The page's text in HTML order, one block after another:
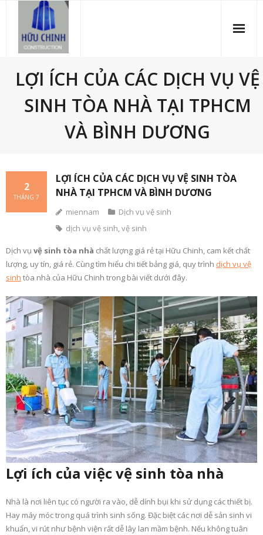
content
LỢI ÍCH CỦA CÁC DỊCH VỤ VỆ
SINH TÒA NHÀ TẠI TPHCM
VÀ BÌNH DƯƠNG
LỢI ÍCH CỦA CÁC DỊCH VỤ VỆ SINH TÒA
NHÀ TẠI TPHCM VÀ BÌNH DƯƠNG
2
THÁNG 7
miennam
Dịch vụ vệ sinh
dịch vụ vệ sinh,vệ sinh
Dịch vụ vệ sinh tòa nhà chất lượng giá rẻ tại Hữu Chinh, cam kết chất
lượng, uy tín, giá rẻ. Cùng tìm hiểu chi tiết bảng giá, quy trình dịch vụ vệ
sinh tòa nhà của Hữu Chinh trong bài viết dưới đây.
Lợi ích của việc vệ sinh tòa nhà
Nhà là nơi liên tục có người ra vào, dễ dính bụi khi sử dụng các thiết bị.
Hay máy móc trong quá trình sinh sống. Đặc biệt các nơi dễ sản sinh vi
khuẩn, vi rút như bệnh viện rất dễ lây lan mầm bệnh. Nếu không tuân